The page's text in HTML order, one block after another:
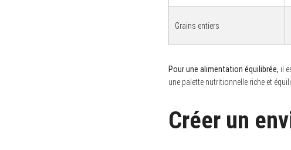
Grains entiers
Pour une alimentation équilibrée, il
une palette nutritionnelle riche et
Créer un